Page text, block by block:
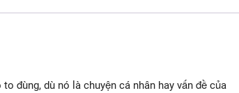
đùng, dù nó là chuyện cá nhân hay vấn đề của